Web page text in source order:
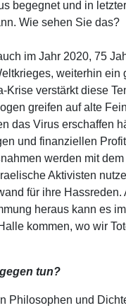
begegnet und in
Wie sehen Sie das?
im Jahr 2020, 75
weiterhin ein
Krise verstärkt diese
greifen auf alte
das Virus erschaffen
und finanziellen
werden mit
Aktivisten
für ihre Hassreden.
heraus kann es
kommen, wo wir
tun?
Philosophen und